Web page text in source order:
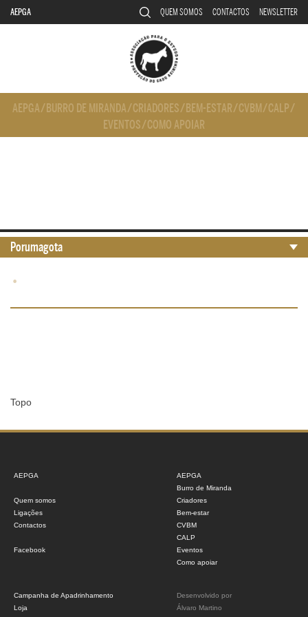
AEPGA QUEM SOMOS CONTACTOS NEWSLETTER
AEPGA/ BURRO DE MIRANDA/CRIADORES/ BEM-ESTAR/CVBM/CALP/
EVENTOS/COMO APOIAR
•
Topo
Porumagota
AEPGA
Quem somos
Ligações
Contactos
Facebook
AEPGA
Burro de Miranda
Criadores
Bem-estar
CVBM
CALP
Eventos
Como apoiar
Campanha de Apadrinhamento
Loja
Desenvolvido por
Álvaro Martino